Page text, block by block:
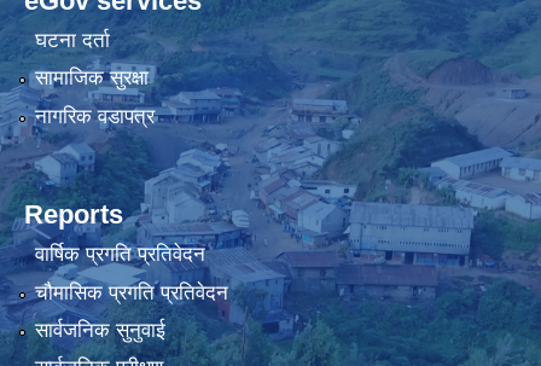
घटना दर्ता
सामाजिक सुरक्षा
नागरिक वडापत्र
Reports
वार्षिक प्रगति प्रतिवेदन
चौमासिक प्रगति प्रतिवेदन
सार्वजनिक सुनुवाई